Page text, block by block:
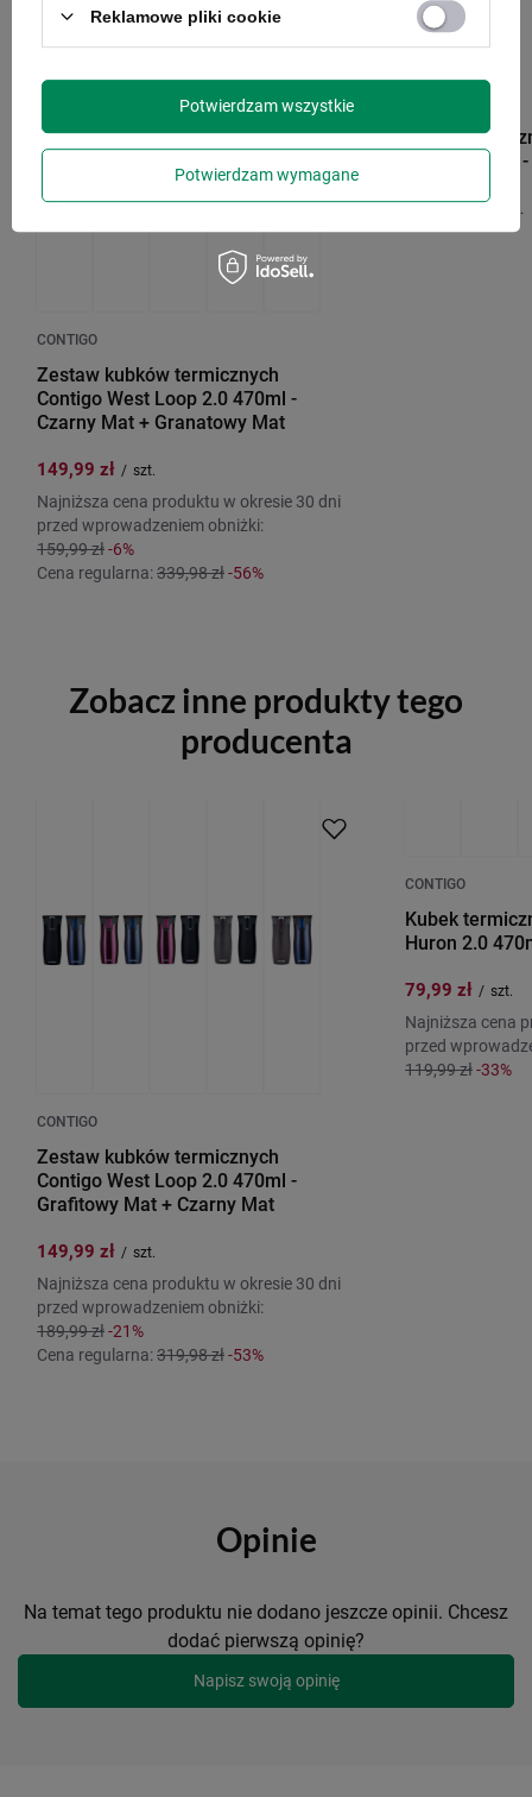
PROMOCJA
CONTIGO
Zestaw kubków termicznych
Contigo West Loop 2.0 470ml -
Czarny Mat + Granatowy Mat
149,99 zł / szt.
Najniższa cena produktu w okresie 30 dni
przed wprowadzeniem obniżki:
159,99 zł-6%
Cena regularna:339,98 zł-56%
PRZECENA
Kubek
Serca 470 ml
129,99 zł szt.
Zobacz inne produkty tego
producenta
CONTIGO
Zestaw kubków termicznych
Contigo West Loop 2.0 470ml -
Grafitowy Mat + Czarny Mat
149,99 zł / szt.
Najniższa cena produktu w okresie 30 dni
przed wprowadzeniem obniżki:
189,99 zł-21%
Cena regularna:319,98 zł-53%
CONTIGO
Kubek
Huron 2.0
79,99 zł / szt.
Najniższa cena
przed
119,99 zł-33%
Opinie
Na temat tego produktu nie dodano jeszcze opinii. Chcesz
dodać pierwszą opinię?
Napisz swoją opinię
Reklamowe pliki cookie
Potwierdzam wymagane
Potwierdzam wszystkie